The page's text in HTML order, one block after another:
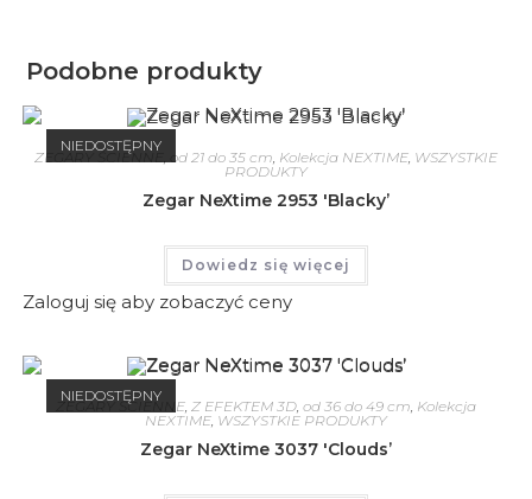
Podobne produkty
NIEDOSTĘPNY
ZEGARY ŚCIENNE od 21 do 35 cm Kolekcja NEXTIME WSZYSTKIE
PRODUKTY
Zegar NeXtime 2953 'Blacky’
Dowiedz się więcej
Zaloguj się aby zobaczyć ceny
NIEDOSTĘPNY
ZEGARY ŚCIENNE, Z EFEKTEM 3D, od 36 do 49 cm, Kolekcja
NEXTIME, WSZYSTKIE PRODUKTY
Zegar NeXtime 3037 'Clouds’